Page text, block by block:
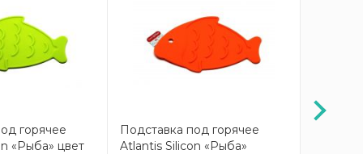
горячее
«Рыба» цвет
Подставка под горячее
Atlantis Silicon «Рыба»